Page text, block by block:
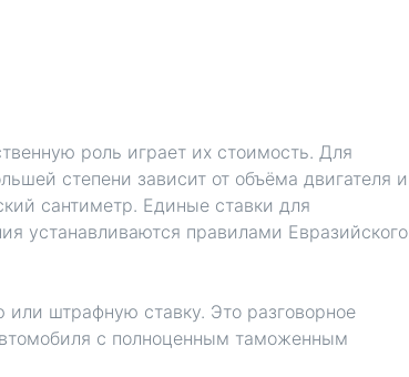
роль играет их стоимость. Для
степени зависит от объёма двигателя и
сантиметр. Единые ставки для
устанавливаются правилами Евразийского
штрафную ставку. Это разговорное
с полноценным таможенным